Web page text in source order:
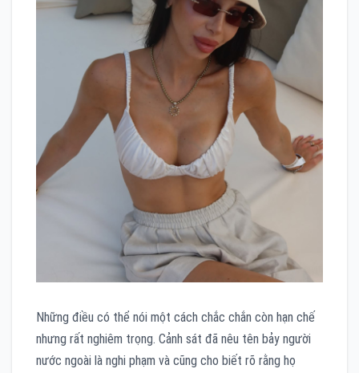
Những điều có thể nói một cách chắc chắn còn hạn chế
nhưng rất nghiêm trọng. Cảnh sát đã nêu tên bảy người
nước ngoài là nghi phạm và cũng cho biết rõ rằng họ